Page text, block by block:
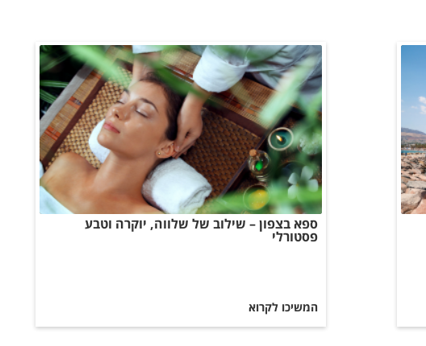
ספא בצפון – שילוב של שלווה, יוקרה וטבע
פסטורלי
המשיכו לקרוא